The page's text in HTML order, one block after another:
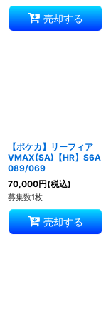
売却する
【ポケカ】リーフィア
VMAX(SA)【HR】S6A
089/069
70,000円(税込)
募集数1枚
売却する